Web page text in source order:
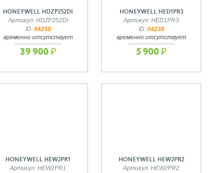
HONEYWELL HDZP252DI
Артикул: HDZP252DI
ID: 04258
временно отсутствует
39 900 ₽
HONEYWELL HED1PR3
Артикул: HED1PR3
ID: 04238
временно отсутствует
5 900 ₽
HONEYWELL HEW2PR1
Артикул: HEW2PR1
HONEYWELL HEW2PR2
Артикул: HEW2PR2